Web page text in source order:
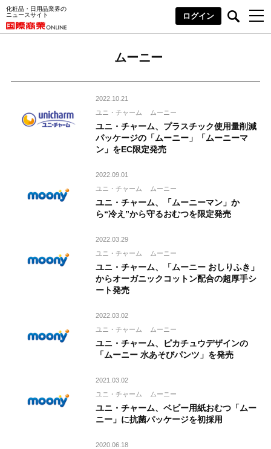
化粧品・日用品業界の
ニュースサイト
ログイン
ムーニー
2022.10.21
ユニ・チャーム
ムーニー
ユニ・チャーム、プラスチック使用量削減
パッケージの「ムーニー」「ムーニーマ
ン」をEC限定発売
2022.09.01
ユニ・チャーム
ムーニー
ユニ・チャーム、「ムーニーマン」か
ら“冷え”から守るおむつを限定発売
2022.03.29
ユニ・チャーム
ムーニー
ユニ・チャーム、「ムーニー おしりふき」
からオーガニックコットン配合の超厚手シ
ート発売
2022.03.02
ユニ・チャーム
ムーニー
ユニ・チャーム、ピカチュウデザインの
「ムーニー 水あそびパンツ」を発売
2021.03.02
ユニ・チャーム
ムーニー
ユニ・チャーム、ベビー用紙おむつ「ムー
ニー」に抗菌パッケージを初採用
2020.06.18